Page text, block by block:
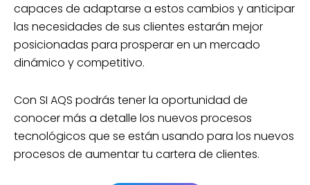
capaces de adaptarse a estos cambios y anticipar
las necesidades de sus clientes estarán mejor
posicionadas para prosperar en un mercado
dinámico y competitivo.
Con SI AQS podrás tener la oportunidad de
conocer más a detalle los nuevos procesos
tecnológicos que se están usando para los nuevos
procesos de aumentar tu cartera de clientes.